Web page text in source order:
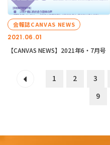
2021.06.01
会報誌CANVAS NEWS
【CANVAS NEWS】2021年6・7月号
1 2 3
9